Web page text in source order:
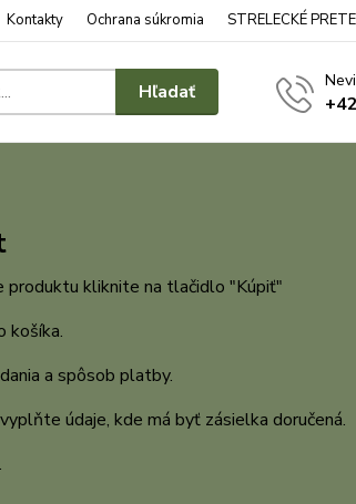
Kontakty Ochrana súkromia STRELECKÉ
Hľadať
produktu kliknite na tlačidlo "Kúpiť"
košíka.
a spôsob platby.
údaje, kde má byť zásielka doručená.